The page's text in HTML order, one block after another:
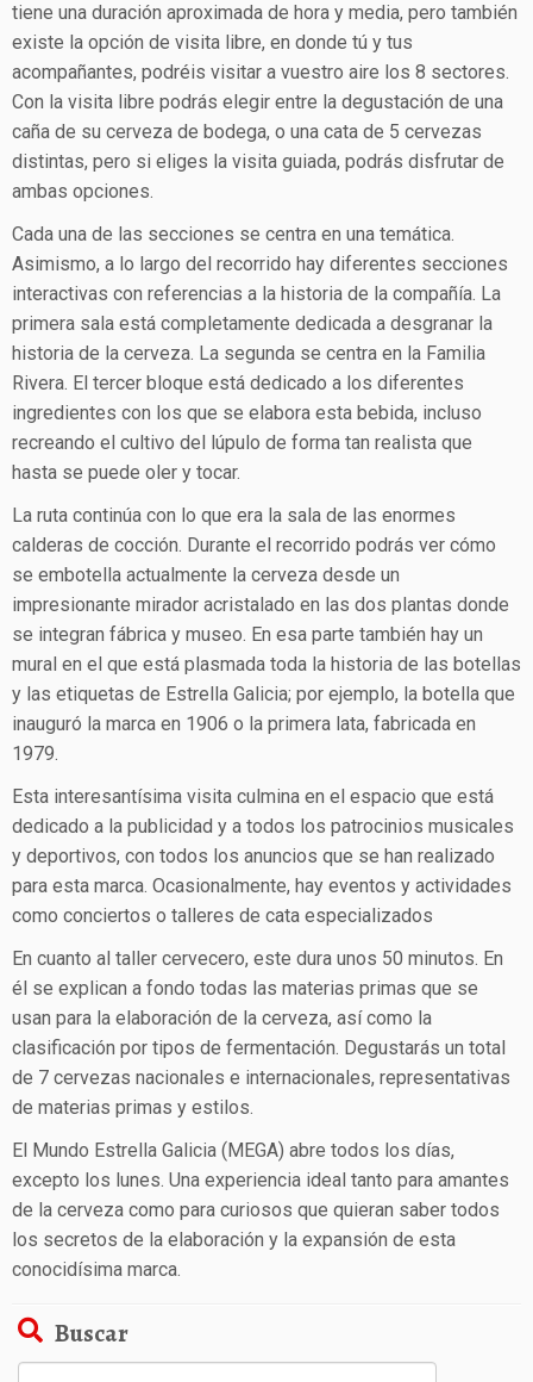
tiene una duración aproximada de hora y media, pero también
existe la opción de visita libre, en donde tú y tus
acompañantes, podréis visitar a vuestro aire los 8 sectores.
Con la visita libre podrás elegir entre la degustación de una
caña de su cerveza de bodega, o una cata de 5 cervezas
distintas, pero si eliges la visita guiada, podrás disfrutar de
ambas opciones.
Cada una de las secciones se centra en una temática.
Asimismo, a lo largo del recorrido hay diferentes secciones
interactivas con referencias a la historia de la compañía. La
primera sala está completamente dedicada a desgranar la
historia de la cerveza. La segunda se centra en la Familia
Rivera. El tercer bloque está dedicado a los diferentes
ingredientes con los que se elabora esta bebida, incluso
recreando el cultivo del lúpulo de forma tan realista que
hasta se puede oler y tocar.
La ruta continúa con lo que era la sala de las enormes
calderas de cocción. Durante el recorrido podrás ver cómo
se embotella actualmente la cerveza desde un
impresionante mirador acristalado en las dos plantas donde
se integran fábrica y museo. En esa parte también hay un
mural en el que está plasmada toda la historia de las botellas
y las etiquetas de Estrella Galicia; por ejemplo, la botella que
inauguró la marca en 1906 o la primera lata, fabricada en
1979.
Esta interesantísima visita culmina en el espacio que está
dedicado a la publicidad y a todos los patrocinios musicales
y deportivos, con todos los anuncios que se han realizado
para esta marca. Ocasionalmente, hay eventos y actividades
como conciertos o talleres de cata especializados
En cuanto al taller cervecero, este dura unos 50 minutos. En
él se explican a fondo todas las materias primas que se
usan para la elaboración de la cerveza, así como la
clasificación por tipos de fermentación. Degustarás un total
de 7 cervezas nacionales e internacionales, representativas
de materias primas y estilos.
El Mundo Estrella Galicia (MEGA) abre todos los días,
excepto los lunes. Una experiencia ideal tanto para amantes
de la cerveza como para curiosos que quieran saber todos
los secretos de la elaboración y la expansión de esta
conocidísima marca.
Buscar